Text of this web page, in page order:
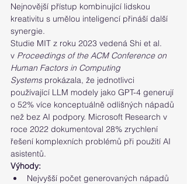
Nejnovější přístup kombinující lidskou
kreativitu s umělou inteligencí přináší další
synergie.
Studie MIT z roku 2023 vedená Shi et al.
v Proceedings of the ACM Conference on
Human Factors in Computing
Systems prokázala, že jednotlivci
používající LLM modely jako GPT-4 generují
o 52% více konceptuálně odlišných nápadů
než bez AI podpory. Microsoft Research v
roce 2022 dokumentoval 28% zrychlení
řešení komplexních problémů při použití AI
asistentů.
Výhody:
Nejvyšší počet generovaných nápadů